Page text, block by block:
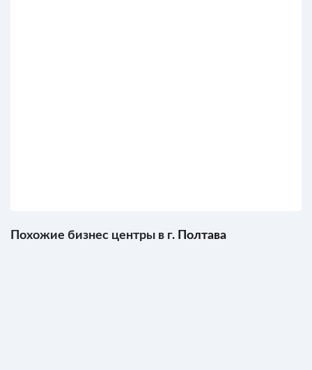
Похожие бизнес центры в г. Полтава